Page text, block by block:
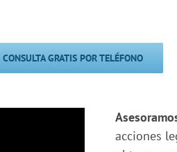
CONSULTA GRATIS POR TELÉFONO
acciones